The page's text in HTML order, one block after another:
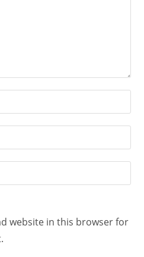
website in this browser for